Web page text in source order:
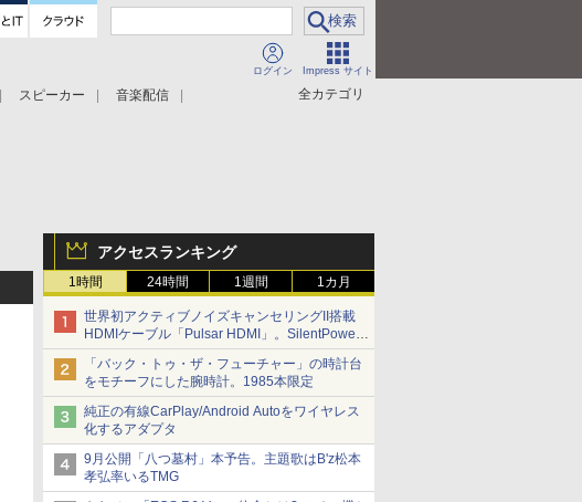
ログイン Impress サイト
全カテゴリ
スピーカー
音楽配信
アクセスランキング
1時間 24時間 1週間 1カ月
世界初アクティブノイズキャンセリングII搭載
HDMIケーブル「Pulsar HDMI」。SilentPower
から
「バック・トゥ・ザ・フューチャー」の時計台
をモチーフにした腕時計。1985本限定
純正の有線CarPlay/Android Autoをワイヤレス
化するアダプタ
9月公開「八つ墓村」本予告。主題歌はB'z松本
孝弘率いるTMG